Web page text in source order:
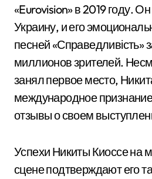
«Eurovision» в 2019 году.
Украину, и его
песней «Справедливість»
миллионов зрителей.
занял первое место,
международное
отзывы о своем
Успехи Никиты Киоссе на
сцене подтверждают его